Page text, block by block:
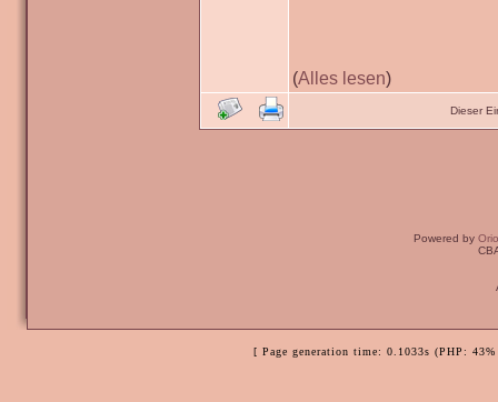
(Alles lesen)
Dieser
Powered by
[ Page generation time: 0.1033s (PHP: